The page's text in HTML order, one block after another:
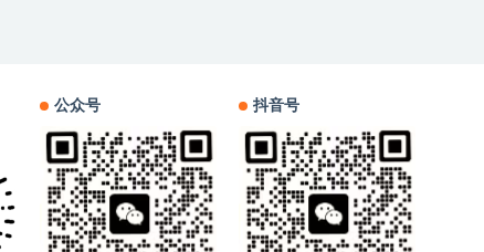
公众号 抖音号